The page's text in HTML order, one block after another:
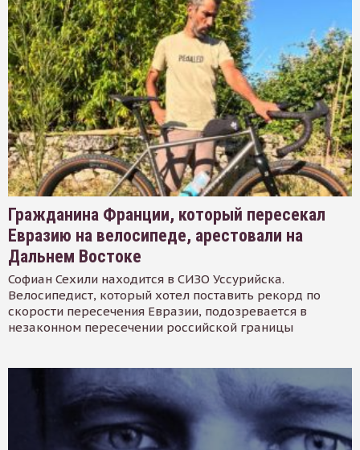
Гражданина Франции, который пересекал
Евразию на велосипеде, арестовали на
Дальнем Востоке
Софиан Сехили находится в СИЗО Уссурийска.
Велосипедист, который хотел поставить рекорд по
скорости пересечения Евразии, подозревается в
незаконном пересечении российской границы